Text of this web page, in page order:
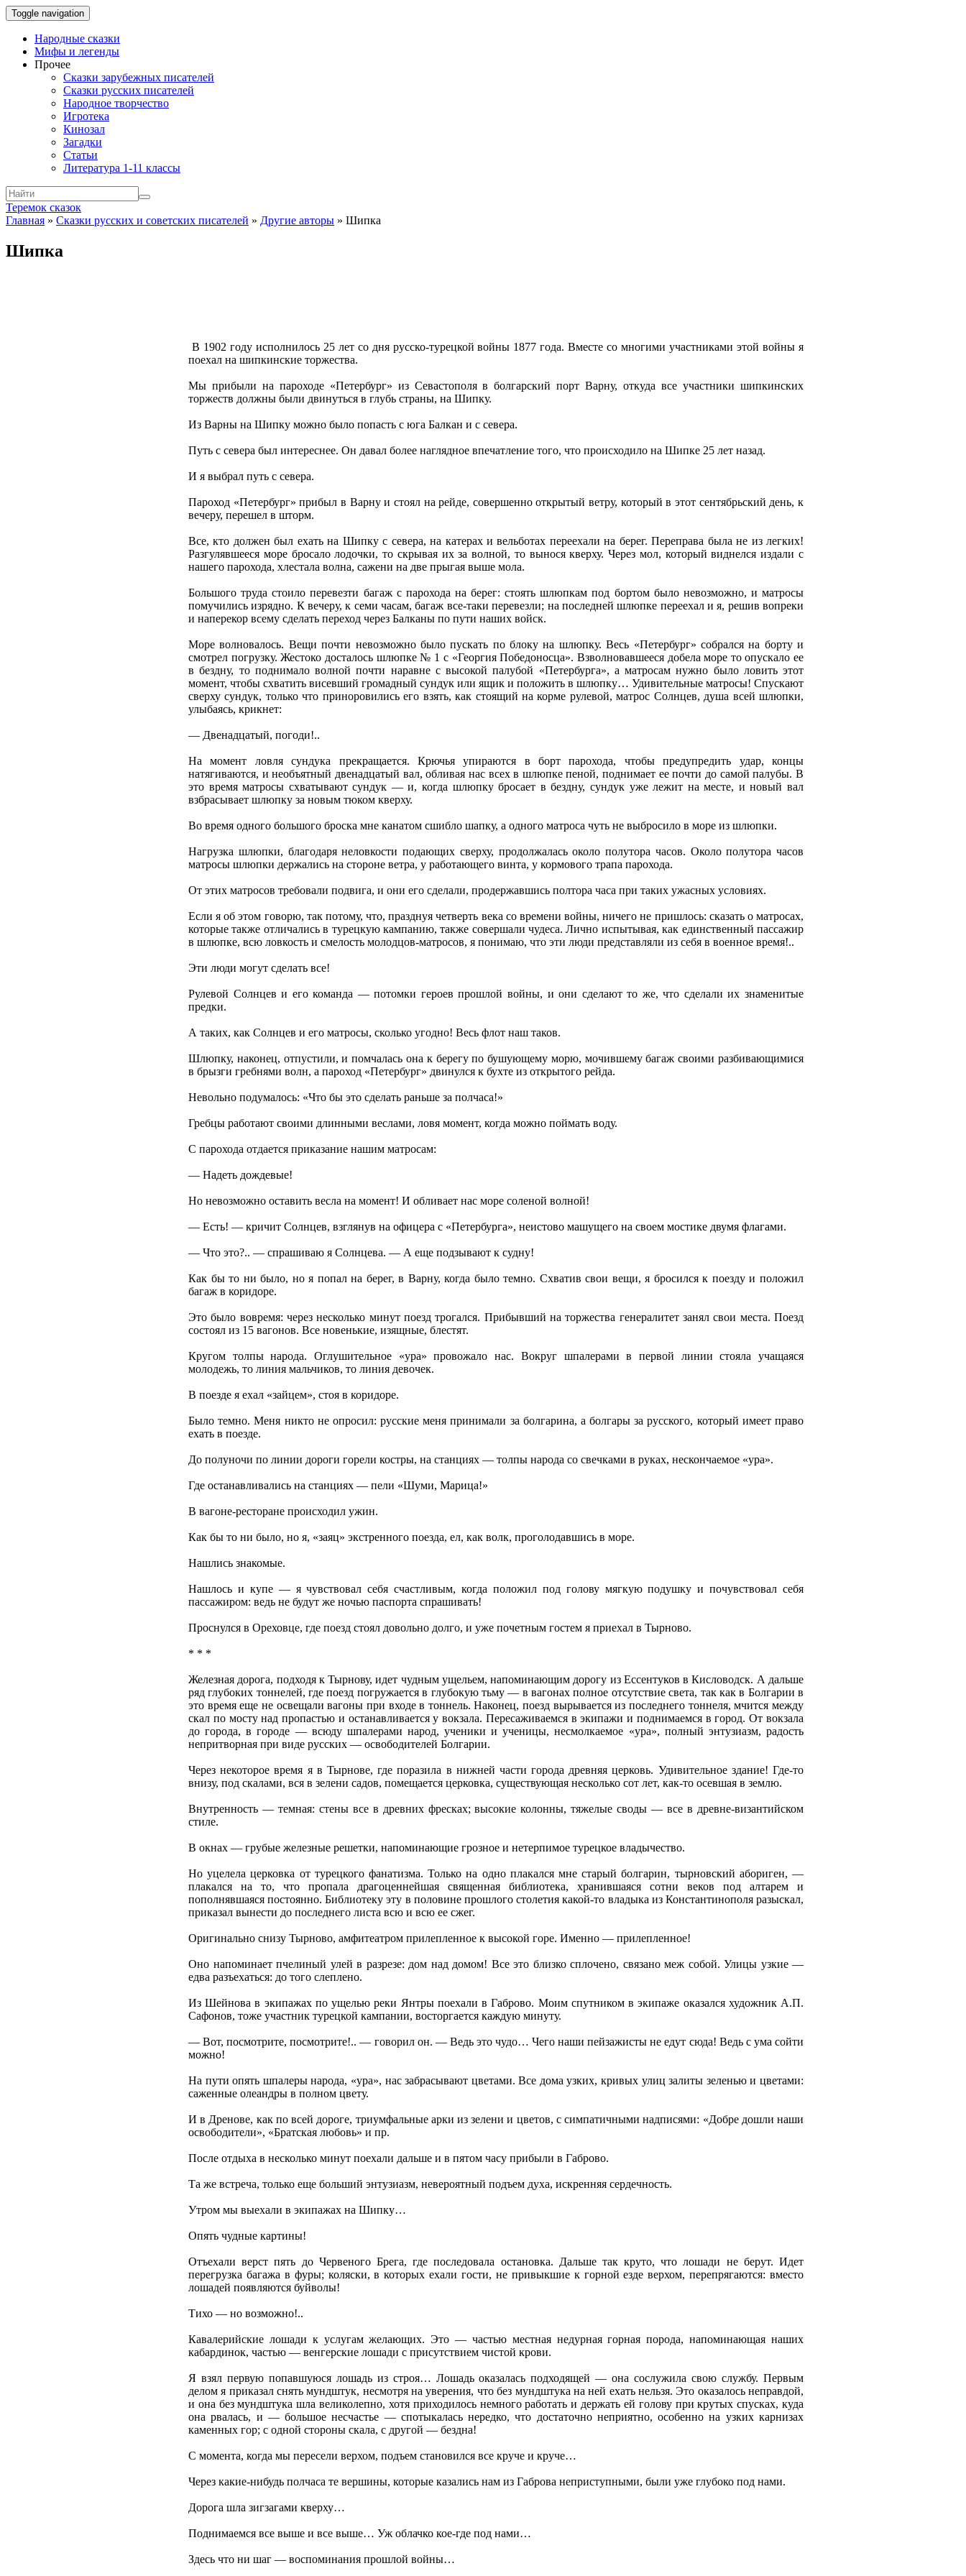
Toggle navigation
Народные сказки
Мифы и легенды
Прочее
Сказки зарубежных писателей
Сказки русских писателей
Народное творчество
Игротека
Кинозал
Загадки
Статьи
Литература 1-11 классы
Теремок сказок
Главная » Сказки русских и советских писателей » Другие авторы » Шипка
Шипка
В 1902 году исполнилось 25 лет со дня русско-турецкой войны 1877 года. Вместе со многими участниками этой войны я
поехал на шипкинские торжества.
Мы прибыли на пароходе «Петербург» из Севастополя в болгарский порт Варну, откуда все участники шипкинских
торжеств должны были двинуться в глубь страны, на Шипку.
Из Варны на Шипку можно было попасть с юга Балкан и с севера.
Путь с севера был интереснее. Он давал более наглядное впечатление того, что происходило на Шипке 25 лет назад.
И я выбрал путь с севера.
Пароход «Петербург» прибыл в Варну и стоял на рейде, совершенно открытый ветру, который в этот сентябрьский день, к
вечеру, перешел в шторм.
Все, кто должен был ехать на Шипку с севера, на катерах и вельботах переехали на берег. Переправа была не из легких!
Разгулявшееся море бросало лодочки, то скрывая их за волной, то вынося кверху. Через мол, который виднелся издали с
нашего парохода, хлестала волна, сажени на две прыгая выше мола.
Большого труда стоило перевезти багаж с парохода на берег: стоять шлюпкам под бортом было невозможно, и матросы
помучились изрядно. К вечеру, к семи часам, багаж все-таки перевезли; на последней шлюпке переехал и я, решив вопреки
и наперекор всему сделать переход через Балканы по пути наших войск.
Море волновалось. Вещи почти невозможно было пускать по блоку на шлюпку. Весь «Петербург» собрался на борту и
смотрел погрузку. Жестоко досталось шлюпке № 1 с «Георгия Победоносца». Взволновавшееся добела море то опускало ее
в бездну, то поднимало волной почти наравне с высокой палубой «Петербурга», а матросам нужно было ловить этот
момент, чтобы схватить висевший громадный сундук или ящик и положить в шлюпку… Удивительные матросы! Спускают
сверху сундук, только что приноровились его взять, как стоящий на корме рулевой, матрос Солнцев, душа всей шлюпки,
улыбаясь, крикнет:
— Двенадцатый, погоди!..
На момент ловля сундука прекращается. Крючья упираются в борт парохода, чтобы предупредить удар, концы
натягиваются, и необъятный двенадцатый вал, обливая нас всех в шлюпке пеной, поднимает ее почти до самой палубы. В
это время матросы схватывают сундук — и, когда шлюпку бросает в бездну, сундук уже лежит на месте, и новый вал
взбрасывает шлюпку за новым тюком кверху.
Во время одного большого броска мне канатом сшибло шапку, а одного матроса чуть не выбросило в море из шлюпки.
Нагрузка шлюпки, благодаря неловкости подающих сверху, продолжалась около полутора часов. Около полутора часов
матросы шлюпки держались на стороне ветра, у работающего винта, у кормового трапа парохода.
От этих матросов требовали подвига, и они его сделали, продержавшись полтора часа при таких ужасных условиях.
Если я об этом говорю, так потому, что, празднуя четверть века со времени войны, ничего не пришлось: сказать о матросах,
которые также отличались в турецкую кампанию, также совершали чудеса. Лично испытывая, как единственный пассажир
в шлюпке, всю ловкость и смелость молодцов-матросов, я понимаю, что эти люди представляли из себя в военное время!..
Эти люди могут сделать все!
Рулевой Солнцев и его команда — потомки героев прошлой войны, и они сделают то же, что сделали их знаменитые
предки.
А таких, как Солнцев и его матросы, сколько угодно! Весь флот наш таков.
Шлюпку, наконец, отпустили, и помчалась она к берегу по бушующему морю, мочившему багаж своими разбивающимися
в брызги гребнями волн, а пароход «Петербург» двинулся к бухте из открытого рейда.
Невольно подумалось: «Что бы это сделать раньше за полчаса!»
Гребцы работают своими длинными веслами, ловя момент, когда можно поймать воду.
С парохода отдается приказание нашим матросам:
— Надеть дождевые!
Но невозможно оставить весла на момент! И обливает нас море соленой волной!
— Есть! — кричит Солнцев, взглянув на офицера с «Петербурга», неистово машущего на своем мостике двумя флагами.
— Что это?.. — спрашиваю я Солнцева. — А еще подзывают к судну!
Как бы то ни было, но я попал на берег, в Варну, когда было темно. Схватив свои вещи, я бросился к поезду и положил
багаж в коридоре.
Это было вовремя: через несколько минут поезд трогался. Прибывший на торжества генералитет занял свои места. Поезд
состоял из 15 вагонов. Все новенькие, изящные, блестят.
Кругом толпы народа. Оглушительное «ура» провожало нас. Вокруг шпалерами в первой линии стояла учащаяся
молодежь, то линия мальчиков, то линия девочек.
В поезде я ехал «зайцем», стоя в коридоре.
Было темно. Меня никто не опросил: русские меня принимали за болгарина, а болгары за русского, который имеет право
ехать в поезде.
До полуночи по линии дороги горели костры, на станциях — толпы народа со свечками в руках, нескончаемое «ура».
Где останавливались на станциях — пели «Шуми, Марица!»
В вагоне-ресторане происходил ужин.
Как бы то ни было, но я, «заяц» экстренного поезда, ел, как волк, проголодавшись в море.
Нашлись знакомые.
Нашлось и купе — я чувствовал себя счастливым, когда положил под голову мягкую подушку и почувствовал себя
пассажиром: ведь не будут же ночью паспорта спрашивать!
Проснулся в Ореховце, где поезд стоял довольно долго, и уже почетным гостем я приехал в Тырново.
* * *
Железная дорога, подходя к Тырнову, идет чудным ущельем, напоминающим дорогу из Ессентуков в Кисловодск. А дальше
ряд глубоких тоннелей, где поезд погружается в глубокую тьму — в вагонах полное отсутствие света, так как в Болгарии в
это время еще не освещали вагоны при входе в тоннель. Наконец, поезд вырывается из последнего тоннеля, мчится между
скал по мосту над пропастью и останавливается у вокзала. Пересаживаемся в экипажи и поднимаемся в город. От вокзала
до города, в городе — всюду шпалерами народ, ученики и ученицы, несмолкаемое «ура», полный энтузиазм, радость
непритворная при виде русских — освободителей Болгарии.
Через некоторое время я в Тырнове, где поразила в нижней части города древняя церковь. Удивительное здание! Где-то
внизу, под скалами, вся в зелени садов, помещается церковка, существующая несколько сот лет, как-то осевшая в землю.
Внутренность — темная: стены все в древних фресках; высокие колонны, тяжелые своды — все в древне-византийском
стиле.
В окнах — грубые железные решетки, напоминающие грозное и нетерпимое турецкое владычество.
Но уцелела церковка от турецкого фанатизма. Только на одно плакался мне старый болгарин, тырновский абориген, —
плакался на то, что пропала драгоценнейшая священная библиотека, хранившаяся сотни веков под алтарем и
пополнявшаяся постоянно. Библиотеку эту в половине прошлого столетия какой-то владыка из Константинополя разыскал,
приказал вынести до последнего листа всю и всю ее сжег.
Оригинально снизу Тырново, амфитеатром прилепленное к высокой горе. Именно — прилепленное!
Оно напоминает пчелиный улей в разрезе: дом над домом! Все это близко сплочено, связано меж собой. Улицы узкие —
едва разъехаться: до того слеплено.
Из Шейнова в экипажах по ущелью реки Янтры поехали в Габрово. Моим спутником в экипаже оказался художник А.П.
Сафонов, тоже участник турецкой кампании, восторгается каждую минуту.
— Вот, посмотрите, посмотрите!.. — говорил он. — Ведь это чудо… Чего наши пейзажисты не едут сюда! Ведь с ума сойти
можно!
На пути опять шпалеры народа, «ура», нас забрасывают цветами. Все дома узких, кривых улиц залиты зеленью и цветами:
саженные олеандры в полном цвету.
И в Дренове, как по всей дороге, триумфальные арки из зелени и цветов, с симпатичными надписями: «Добре дошли наши
освободители», «Братская любовь» и пр.
После отдыха в несколько минут поехали дальше и в пятом часу прибыли в Габрово.
Та же встреча, только еще больший энтузиазм, невероятный подъем духа, искренняя сердечность.
Утром мы выехали в экипажах на Шипку…
Опять чудные картины!
Отъехали верст пять до Червеного Брега, где последовала остановка. Дальше так круто, что лошади не берут. Идет
перегрузка багажа в фуры; коляски, в которых ехали гости, не привыкшие к горной езде верхом, перепрягаются: вместо
лошадей появляются буйволы!
Тихо — но возможно!..
Кавалерийские лошади к услугам желающих. Это — частью местная недурная горная порода, напоминающая наших
кабардинок, частью — венгерские лошади с присутствием чистой крови.
Я взял первую попавшуюся лошадь из строя… Лошадь оказалась подходящей — она сослужила свою службу. Первым
делом я приказал снять мундштук, несмотря на уверения, что без мундштука на ней ехать нельзя. Это оказалось неправдой,
и она без мундштука шла великолепно, хотя приходилось немного работать и держать ей голову при крутых спусках, куда
она рвалась, и — большое несчастье — спотыкалась нередко, что достаточно неприятно, особенно на узких карнизах
каменных гор; с одной стороны скала, с другой — бездна!
С момента, когда мы пересели верхом, подъем становился все круче и круче…
Через какие-нибудь полчаса те вершины, которые казались нам из Габрова неприступными, были уже глубоко под нами.
Дорога шла зигзагами кверху…
Поднимаемся все выше и все выше… Уж облачко кое-где под нами…
Здесь что ни шаг — воспоминания прошлой войны…